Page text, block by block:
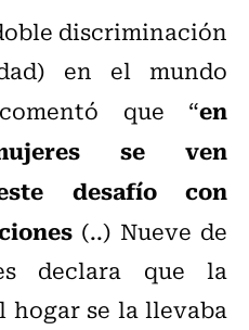
discriminación
en el mundo
que “en
se ven
desafío con
(..) Nueve de
declara que la
hogar se la llevaba